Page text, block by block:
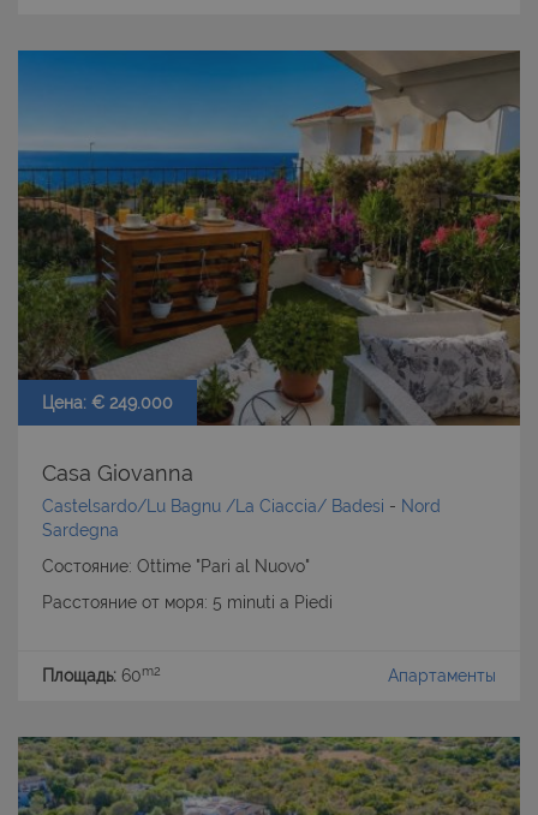
Цена: € 249.000
Casa Giovanna
Castelsardo/Lu Bagnu /La Ciaccia/ Badesi - Nord
Sardegna
Состояние: Ottime "Pari al Nuovo"
Расстояние от моря: 5 minuti a Piedi
Площадь: 60m2 Апартаменты